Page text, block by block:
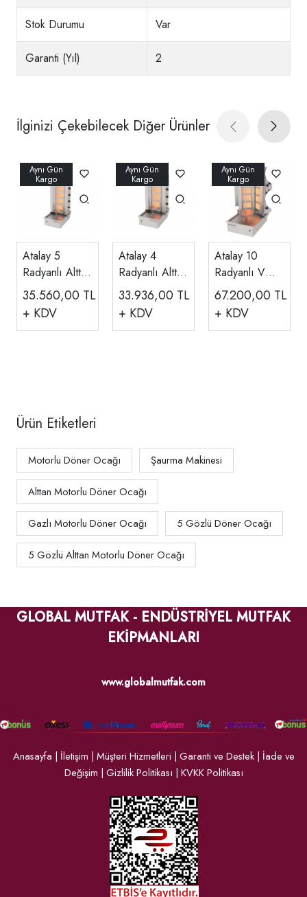
Stok Durumu Var
Garanti (Yıl) 2
İlginizi Çekebilecek Diğer Ürünler
Atalay 5
Radyanlı Alttan
Motorlu Döner
Ocağı Gazlı
ADG-5A
35.560,00 TL
+ KDV
Atalay 4
Radyanlı Alttan
Motorlu Döner
Ocağı Gazlı
ADG-4A
33.936,00 TL
+ KDV
Atalay 10
Radyanlı V
Tipi Alttan
Motorlu Döner
Ocağı CE
67.200,00 TL
+ KDV
Ürün Etiketleri
Motorlu Döner Ocağı Şaurma Makinesi
Alttan Motorlu Döner Ocağı
Gazlı Motorlu Döner Ocağı 5 Gözlü Döner Ocağı
5 Gözlü Alttan Motorlu Döner Ocağı
GLOBAL MUTFAK - ENDÜSTRİYEL MUTFAK
EKİPMANLARI
www.globalmutfak.com
Anasayfa | İletişim | Müşteri Hizmetleri | Garanti ve Destek| İade ve
Değişim | Gizlilik Politikası | KVKK Politikası